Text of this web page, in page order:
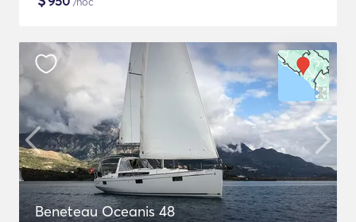
Beneteau Oceanis 48